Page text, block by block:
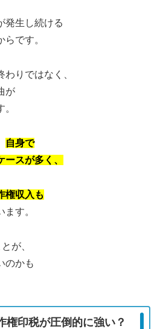
発生し続ける
です。
りではなく、
が
自身で
スが多く、
権収入も
ます。
が、
のかも
印税が圧倒的に強い？